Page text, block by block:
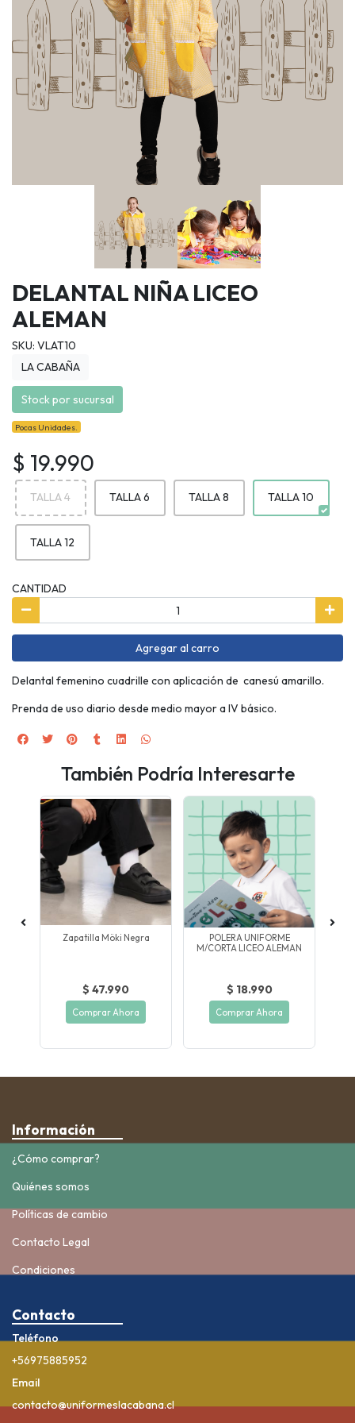
DELANTAL NIÑA LICEO
ALEMAN
SKU: VLAT10
LA CABAÑA
Stock por sucursal
Pocas Unidades.
$ 19.990
TALLA 4 TALLA 6 TALLA 8 TALLA 10
TALLA 12
CANTIDAD
Agregar al carro
Delantal femenino cuadrille con aplicación de canesú amarillo.
Prenda de uso diario desde medio mayor a IV básico.
También Podría Interesarte
Zapatilla Möki Negra
$ 47.990
Comprar Ahora
POLERA UNIFORME
M/CORTA LICEO ALEMAN
$ 18.990
Comprar Ahora
Información
¿Cómo comprar?
Quiénes somos
Políticas de cambio
Contacto Legal
Condiciones
Contacto
Teléfono
+56975885952
Email
contacto@uniformeslacabana.cl